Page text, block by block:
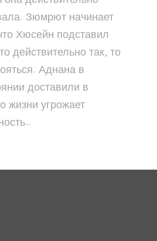
Зюмрют начинает
Хюсейн подставил
действительно так, то
Аднана в
доставили в
жизни угрожает